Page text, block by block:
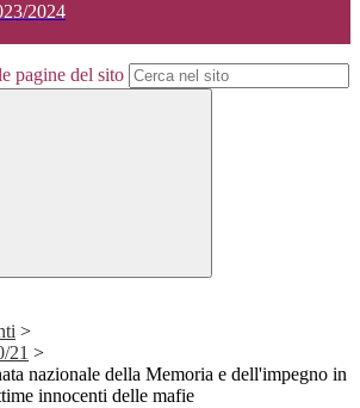
2024
pagine del sito
>
21 >
nazionale della Memoria e dell'impegno in
innocenti delle mafie